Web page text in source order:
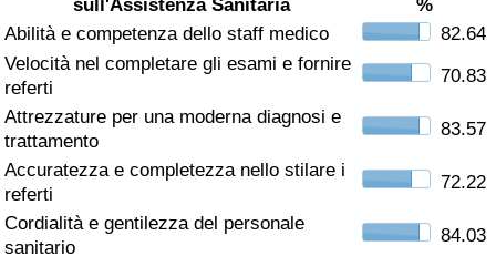
sull'Assistenza Sanitaria
%
Abilità e competenza dello staff medico
82.64
Velocità nel completare gli esami e fornire
referti
70.83
Attrezzature per una moderna diagnosi e
trattamento
83.57
Accuratezza e completezza nello stilare i
referti
72.22
Cordialità e gentilezza del personale
sanitario
84.03
Indice del Tasso di Criminalità (Corrente)
Indice della Criminalità
Indice di criminalità per paese
Assistenza Sanitaria
Indice dell’Assistenza Sanitaria (Corrente)